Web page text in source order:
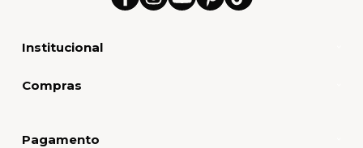
Institucional
Compras
Pagamento